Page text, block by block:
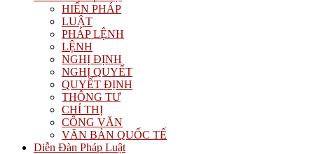
HIẾN PHÁP
LUẬT
PHÁP LỆNH
LỆNH
NGHỊ ĐỊNH
NGHỊ QUYẾT
QUYẾT ĐỊNH
THÔNG TƯ
CHỈ THỊ
CÔNG VĂN
VĂN BẢN QUỐC TẾ
Diễn Đàn Pháp Luật